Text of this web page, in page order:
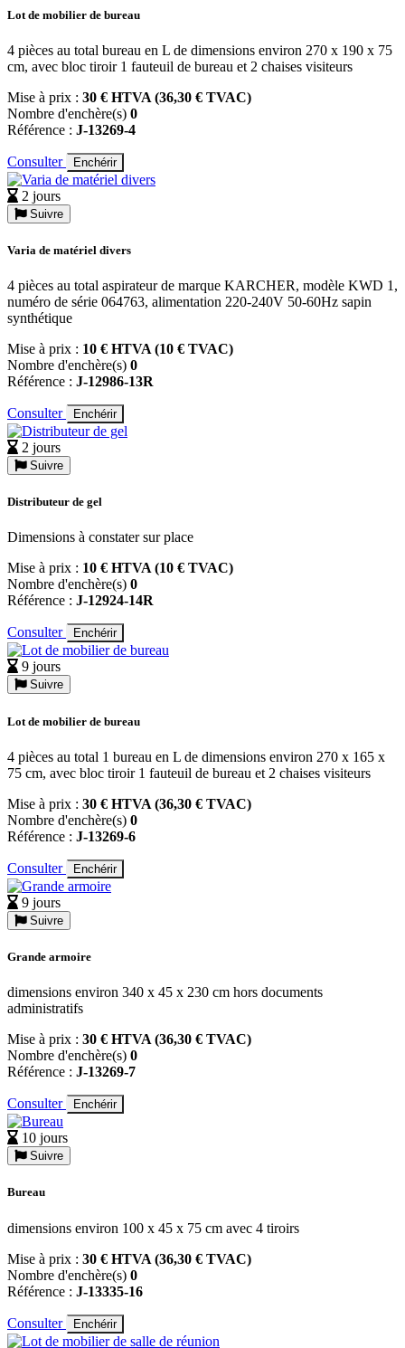
Lot de mobilier de bureau
4 pièces au total bureau en L de dimensions environ 270 x 190 x 75
cm, avec bloc tiroir 1 fauteuil de bureau et 2 chaises visiteurs
Mise à prix : 30 € HTVA (36,30 € TVAC)
Nombre d'enchère(s) 0
Référence : J-13269-4
Consulter Enchérir
2 jours
Suivre
Varia de matériel divers
4 pièces au total aspirateur de marque KARCHER, modèle KWD 1,
numéro de série 064763, alimentation 220-240V 50-60Hz sapin
synthétique
Mise à prix : 10 € HTVA (10 € TVAC)
Nombre d'enchère(s) 0
Référence : J-12986-13R
Consulter Enchérir
2 jours
Suivre
Distributeur de gel
Dimensions à constater sur place
Mise à prix : 10 € HTVA (10 € TVAC)
Nombre d'enchère(s) 0
Référence : J-12924-14R
Consulter Enchérir
9 jours
Suivre
Lot de mobilier de bureau
4 pièces au total 1 bureau en L de dimensions environ 270 x 165 x
75 cm, avec bloc tiroir 1 fauteuil de bureau et 2 chaises visiteurs
Mise à prix : 30 € HTVA (36,30 € TVAC)
Nombre d'enchère(s) 0
Référence : J-13269-6
Consulter Enchérir
9 jours
Suivre
Grande armoire
dimensions environ 340 x 45 x 230 cm hors documents
administratifs
Mise à prix : 30 € HTVA (36,30 € TVAC)
Nombre d'enchère(s) 0
Référence : J-13269-7
Consulter Enchérir
10 jours
Suivre
Bureau
dimensions environ 100 x 45 x 75 cm avec 4 tiroirs
Mise à prix : 30 € HTVA (36,30 € TVAC)
Nombre d'enchère(s) 0
Référence : J-13335-16
Consulter Enchérir